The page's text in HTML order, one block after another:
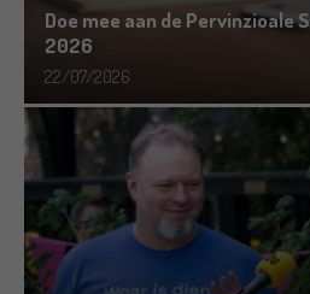
Doe mee aan de Pervinzioale
2026
22/07/2026